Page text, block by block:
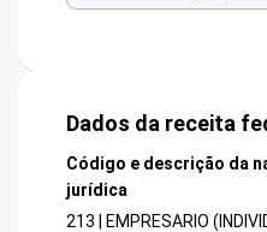
Dados da receita
Código e descrição da
jurídica
213 | EMPRESARIO